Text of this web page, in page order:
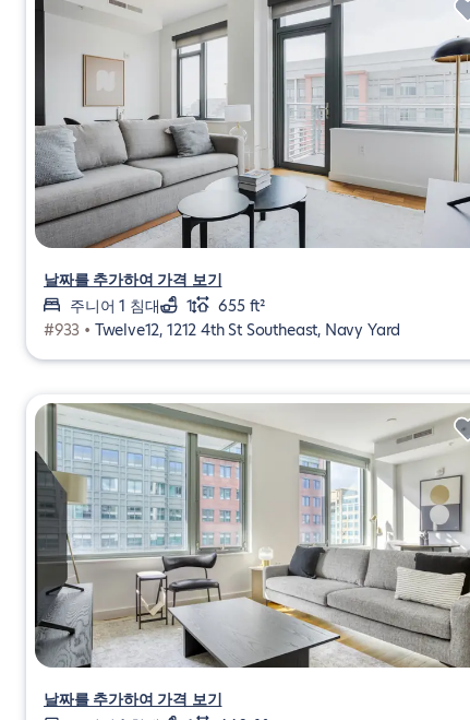
날짜를 추가하여 가격 보기
주니어 1 침대
1
655 ft²
#933 • Twelve12, 1212 4th St Southeast, Navy Yard
날짜를 추가하여 가격 보기